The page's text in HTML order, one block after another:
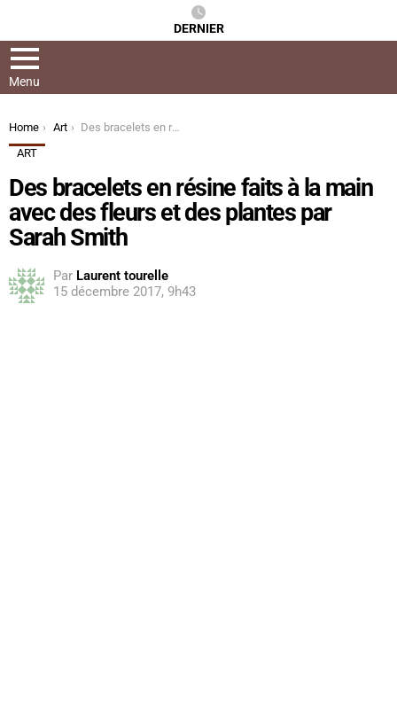
DERNIER
Menu
You are here:
Home Art
Des bracelets en résine faits à la main avec des fleurs et des plantes par Sarah Smith
ART
Des bracelets en résine faits à la main
avec des fleurs et des plantes par
Sarah Smith
Par Laurent tourelle
15 décembre 2017, 9h43